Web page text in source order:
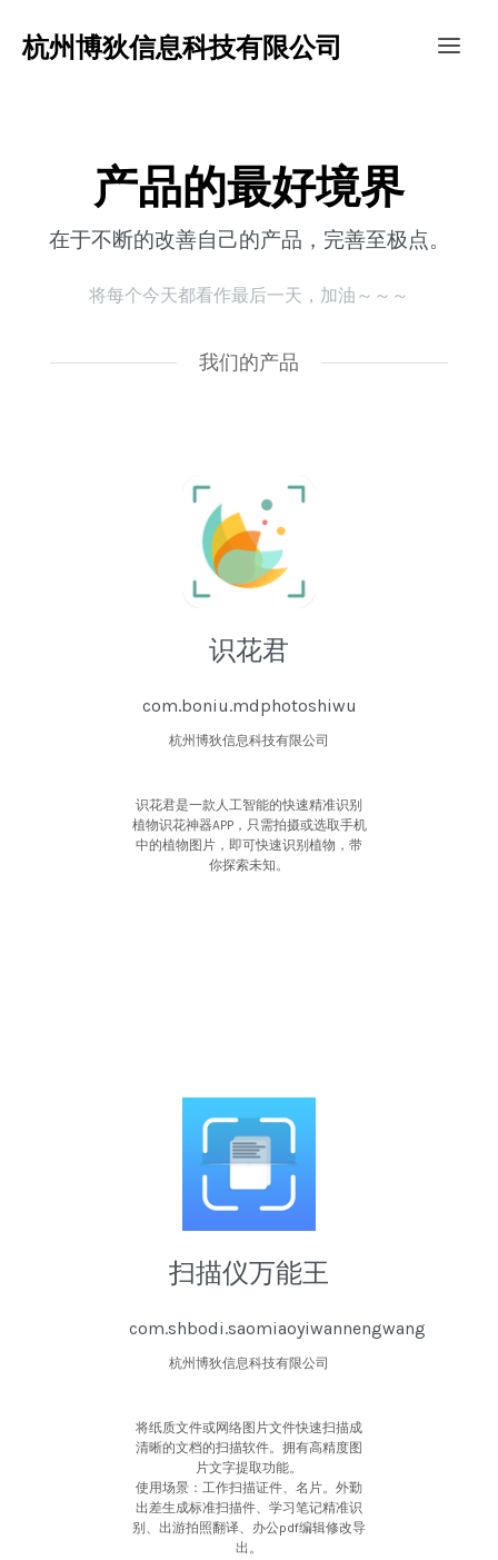
杭州博狄信息科技有限公司
产品的最好境界
在于不断的改善自己的产品，完善至极点。
将每个今天都看作最后一天，加油～～～
我们的产品
识花君
com.boniu.mdphotoshiwu
杭州博狄信息科技有限公司
识花君是一款人工智能的快速精准识别
植物识花神器APP，只需拍摄或选取手机
中的植物图片，即可快速识别植物，带
你探索未知。
扫描仪万能王
com.shbodi.saomiaoyiwannengwang
杭州博狄信息科技有限公司
将纸质文件或网络图片文件快速扫描成
清晰的文档的扫描软件。拥有高精度图
片文字提取功能。
使用场景：工作扫描证件、名片。外勤
出差生成标准扫描件、学习笔记精准识
别、出游拍照翻译、办公pdf编辑修改导
出。